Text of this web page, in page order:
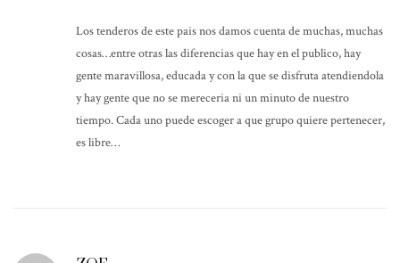
Los tenderos de este pais nos damos cuenta de muchas, muchas
cosas…entre otras las diferencias que hay en el publico, hay
gente maravillosa, educada y con la que se disfruta atendiendola
y hay gente que no se mereceria ni un minuto de nuestro
tiempo. Cada uno puede escoger a que grupo quiere pertenecer,
es libre…